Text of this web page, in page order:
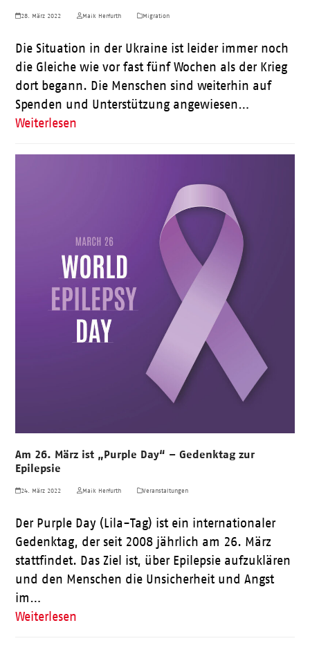
28. März 2022 Maik Herfurth Migration
Die Situation in der Ukraine ist leider immer noch
die Gleiche wie vor fast fünf Wochen als der Krieg
dort begann. Die Menschen sind weiterhin auf
Spenden und Unterstützung angewiesen…
Weiterlesen
Am 26. März ist „Purple Day“ – Gedenktag zur
Epilepsie
24. März 2022 Maik Herfurth Veranstaltungen
Der Purple Day (Lila-Tag) ist ein internationaler
Gedenktag, der seit 2008 jährlich am 26. März
stattfindet. Das Ziel ist, über Epilepsie aufzuklären
und den Menschen die Unsicherheit und Angst
im…
Weiterlesen